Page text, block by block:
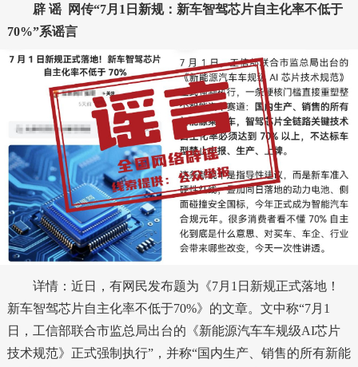
辟 谣 网传“7月1日新规：新车智驾芯片自主化率不低于
70%”系谣言
详情：近日，有网民发布题为《7月1日新规正式落地！
新车智驾芯片自主化率不低于70%》的文章。文中称“7月1
日，工信部联合市监总局出台的《新能源汽车车规级AI芯片
技术规范》正式强制执行”，并称“国内生产、销售的所有新能